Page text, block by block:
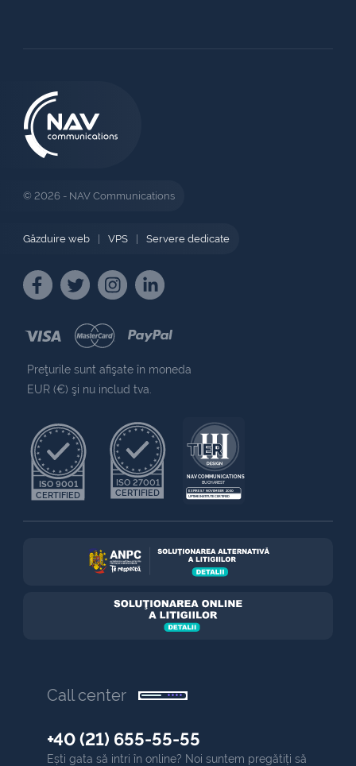
© 2026 - NAV Communications
Găzduire web VPS Servere dedicate
Preţurile sunt afişate în moneda
EUR (€) şi nu includ tva.
ISO 9001
CERTIFIED
ISO 27001
CERTIFIED
NAV COMMUNICATIONS
BUCHAREST
EXPIRES 7 NOVEMBER 2030
UPTIME INSTITUTE CERTIFIED
Call center
+40 (21) 655-55-55
Ești gata să intri în online? Noi suntem pregătiți să